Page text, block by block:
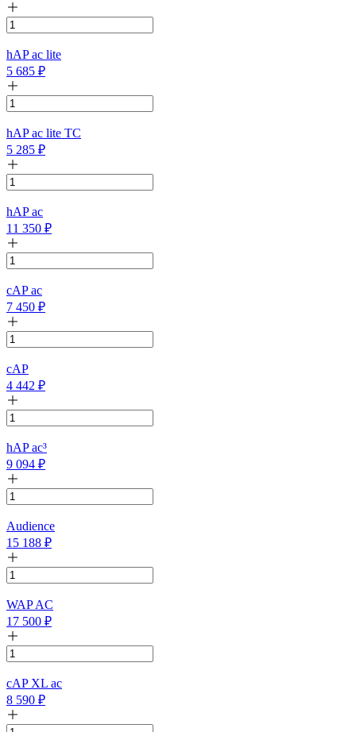
hAP ac lite
5 685 ₽
hAP ac lite TC
5 285 ₽
hAP ac
11 350 ₽
cAP ac
7 450 ₽
cAP
4 442 ₽
hAP ac³
9 094 ₽
Audience
15 188 ₽
WAP AC
17 500 ₽
cAP XL ac
8 590 ₽